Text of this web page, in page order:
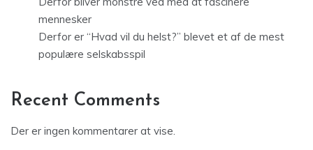
mennesker
Derfor er “Hvad vil du helst?” blevet et af de mest
populære selskabsspil
Recent Comments
Der er ingen kommentarer at vise.